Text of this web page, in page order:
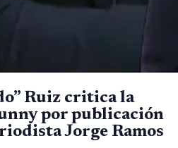
Ruiz critica la
por publicación
Jorge Ramos